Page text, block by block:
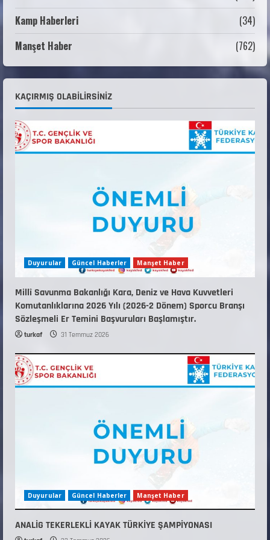
3
ANALİG TEKERLEKLİ KAYAK TÜRKİYE
ŞAMPİYONASI GÖREVLİ LİSTESİ
Belirlendi
KAYAKLI KOŞU VE BİATHLON 3.KADEME
Kamp Haberleri
(34)
Manşet Haber
(762)
KAÇIRMIŞ OLABILIRSINIZ
Duyurular Güncel Haberler Manşet Haber
Millî Savunma Bakanlığı Kara, Deniz ve Hava Kuvvetleri
Komutanlıklarına 2026 Yılı (2026-2 Dönem) Sporcu Branşı
Sözleşmeli Er Temini Başvuruları Başlamıştır.
turkaf 31 Temmuz 2026
Duyurular Güncel Haberler Manşet Haber
ANALİG TEKERLEKLİ KAYAK TÜRKİYE ŞAMPİYONASI